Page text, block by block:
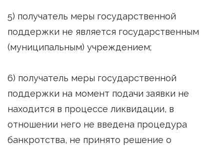
5) получатель меры государственной
поддержки не является государственным
(муниципальным) учреждением;
6) получатель меры государственной
поддержки на момент подачи заявки не
находится в процессе ликвидации, в
отношении него не введена процедура
банкротства, не принято решение о